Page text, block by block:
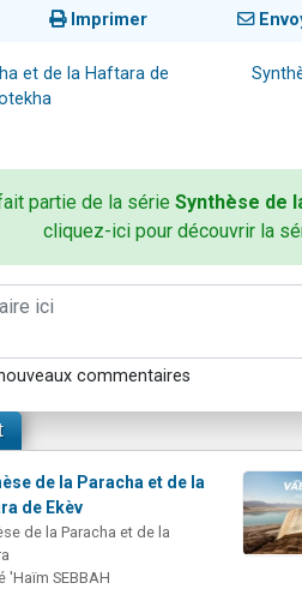
Imprimer
et de la Haftara de
partie de la série Synthèse de
cliquez-ici pour découvrir la
commentaires
de la Paracha et de la
de Ekèv
de la Paracha et de la
'Haïm SEBBAH